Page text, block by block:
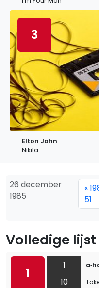
3
Elton John
Nikita
26 december
1985
«
51
Volledige lijst
1
1
10